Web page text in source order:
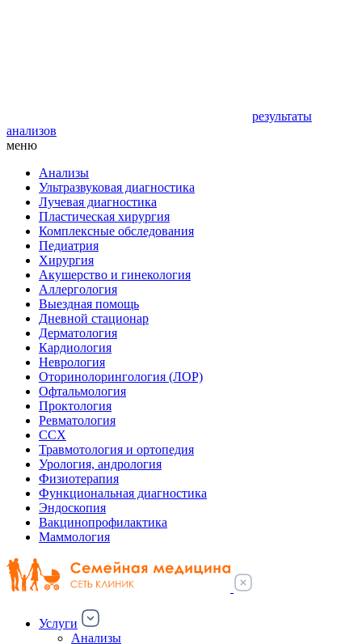
результаты
анализов
меню
Анализы
Ультразвуковая диагностика
Лучевая диагностика
Пластическая хирургия
Комплексные обследования
Педиатрия
Хирургия
Акушерство и гинекология
Аллергология
Выездная помощь
Дневной стационар
Дерматология
Кардиология
Неврология
Оторинолорингология (ЛОР)
Офтальмология
Проктология
Ревматология
ССХ
Травмотология и ортопедия
Урология, андрология
Физиотерапия
Функциональная диагностика
Эндоскопия
Вакцинопрофилактика
Маммология
Услуги
Анализы